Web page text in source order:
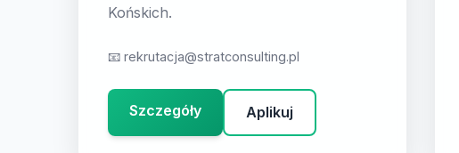
Końskich.
📧 rekrutacja@stratconsulting.pl
Szczegóły Aplikuj